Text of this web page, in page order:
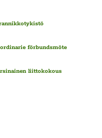
förbundsmöte
liittokokous